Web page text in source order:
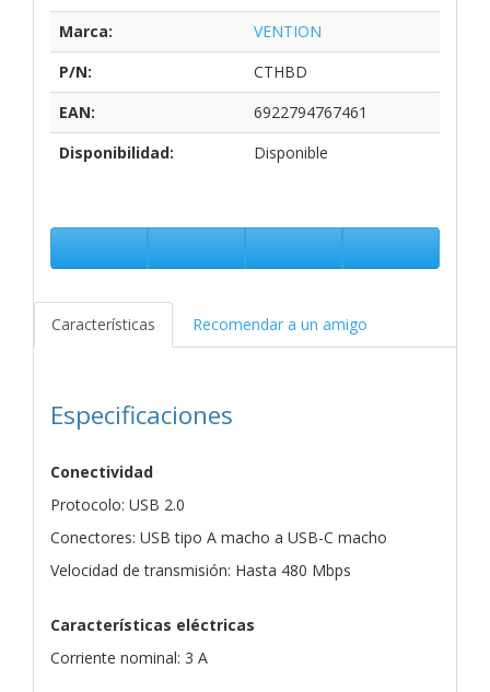
Marca:
VENTION
P/N:
CTHBD
EAN:
6922794767461
Disponibilidad:
Disponible
Características Recomendar a un amigo
Especificaciones
Conectividad
Protocolo: USB 2.0
Conectores: USB tipo A macho a USB-C macho
Velocidad de transmisión: Hasta 480 Mbps
Características eléctricas
Corriente nominal: 3 A